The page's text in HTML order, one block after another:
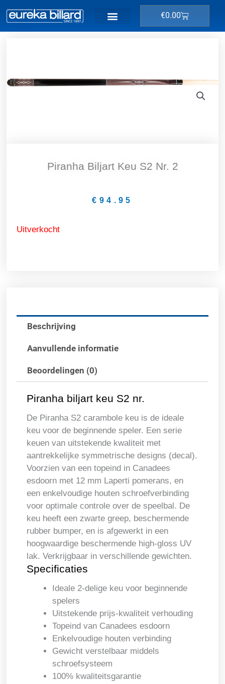
naar
de
€0.00
Piranha Biljart Keu S2 Nr. 2
€ 94.95
Uitverkocht
Beschrijving
Aanvullende informatie
Beoordelingen (0)
Piranha biljart keu S2 nr.
De Piranha S2 carambole keu is de ideale
keu voor de beginnende speler. Een serie
keuen van uitstekende kwaliteit met
aantrekkelijke symmetrische designs (decal).
Voorzien van een topeind in Canadees
esdoorn met 12 mm Laperti pomerans, en
een enkelvoudige houten schroefverbinding
voor optimale controle over de speelbal. De
keu heeft een zwarte greep, beschermende
rubber bumper, en is afgewerkt in een
hoogwaardige beschermende high-gloss UV
lak. Verkrijgbaar in verschillende gewichten.
Specificaties
Ideale 2-delige keu voor beginnende
spelers
Uitstekende prijs-kwaliteit verhouding
Topeind van Canadees esdoorn
Enkelvoudige houten verbinding
Gewicht verstelbaar middels
schroefsysteem
100% kwaliteitsgarantie